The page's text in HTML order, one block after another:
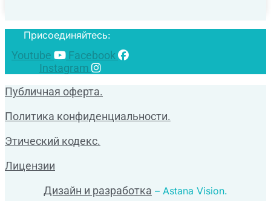
Присоединяйтесь:
Youtube
Facebook
Instagram
Публичная оферта.
Политика конфиденциальности.
Этический кодекс.
Лицензии
Дизайн и разработка – Astana Vision.